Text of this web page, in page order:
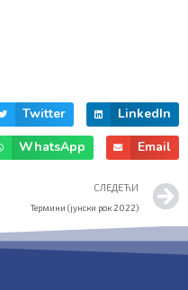
Twitter
LinkedIn
WhatsApp
Email
СЛЕДЕЋИ
Термини (јунски рок 2022)